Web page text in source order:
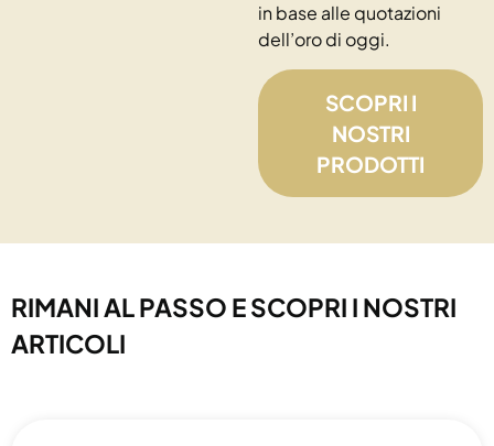
in base alle quotazioni
dell’oro di oggi.
SCOPRI I
NOSTRI
PRODOTTI
RIMANI AL PASSO E SCOPRI I NOSTRI
ARTICOLI